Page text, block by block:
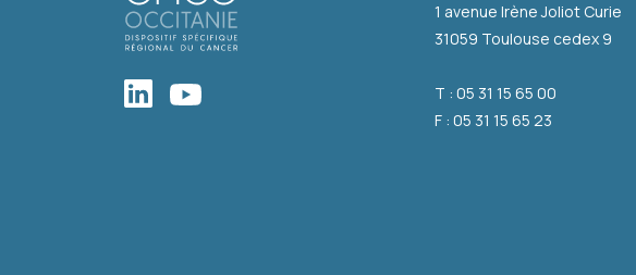
1 avenue Irène Joliot Curie
31059 Toulouse cedex 9
T : 05 31 15 65 00
F : 05 31 15 65 23